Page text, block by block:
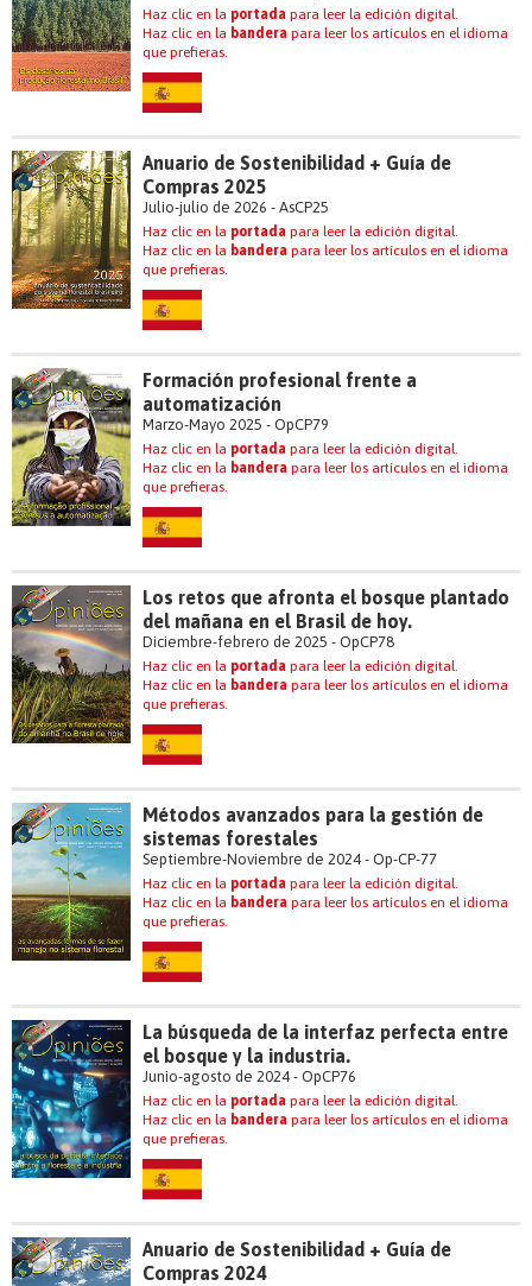
Haz clic en la portada para leer la edición digital.
Haz clic en la bandera para leer los artículos en el idioma
que prefieras.
Anuario de Sostenibilidad + Guía de
Compras 2025
Julio-julio de 2026 - AsCP25
Haz clic en la portada para leer la edición digital.
Haz clic en la bandera para leer los artículos en el idioma
que prefieras.
Formación profesional frente a
automatización
Marzo-Mayo 2025 - OpCP79
Haz clic en la portada para leer la edición digital.
Haz clic en la bandera para leer los artículos en el idioma
que prefieras.
Los retos que afronta el bosque plantado
del mañana en el Brasil de hoy.
Diciembre-febrero de 2025 - OpCP78
Haz clic en la portada para leer la edición digital.
Haz clic en la bandera para leer los artículos en el idioma
que prefieras.
Métodos avanzados para la gestión de
sistemas forestales
Septiembre-Noviembre de 2024 - Op-CP-77
Haz clic en la portada para leer la edición digital.
Haz clic en la bandera para leer los artículos en el idioma
que prefieras.
La búsqueda de la interfaz perfecta entre
el bosque y la industria.
Junio-agosto de 2024 - OpCP76
Haz clic en la portada para leer la edición digital.
Haz clic en la bandera para leer los artículos en el idioma
que prefieras.
Anuario de Sostenibilidad + Guía de
Compras 2024